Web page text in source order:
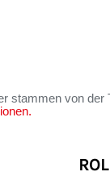
stammen von der